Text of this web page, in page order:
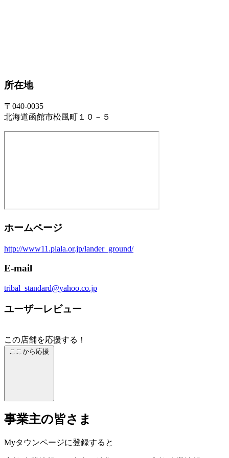
所在地
〒040-0035
北海道函館市松風町１０－５
ホームページ
http://www11.plala.or.jp/lander_ground/
E-mail
tribal_standard@yahoo.co.jp
ユーザーレビュー
この店舗を応援する！
ここから応援
事業主の皆さま
Myタウンページに登録すると